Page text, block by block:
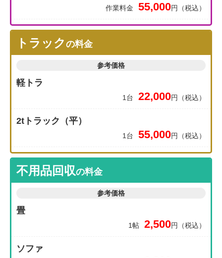
作業料金 55,000円（税込）
トラック の料金
参考価格
軽トラ
1台 22,000円（税込）
2tトラック（平）
1台 55,000円（税込）
不用品回収の料金
参考価格
畳
1帖 2,500円（税込）
ソファ